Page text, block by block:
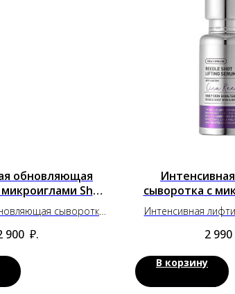
обновляющая
Shot
сыворотка
900 ₽.
сыворотка с
Интенсивная
2 990
В корзину